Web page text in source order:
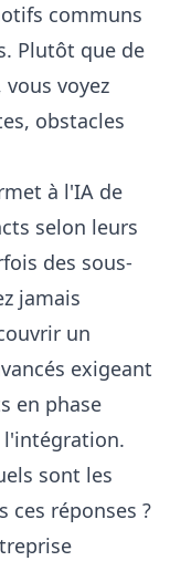
communs
Plutôt que de
voyez
obstacles
à l'IA de
selon leurs
des sous-
jamais
un
exigeant
en phase
l'intégration.
sont les
ces réponses ?